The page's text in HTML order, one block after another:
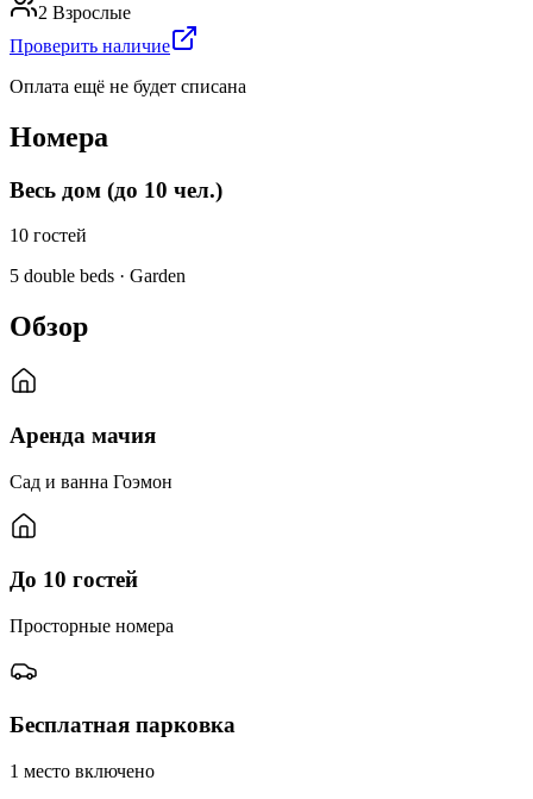
2 Взрослые
Проверить наличие
Оплата ещё не будет списана
Номера
Весь дом (до 10 чел.)
10 гостей
5 double beds · Garden
Обзор
Аренда мачия
Сад и ванна Гоэмон
До 10 гостей
Просторные номера
Бесплатная парковка
1 место включено